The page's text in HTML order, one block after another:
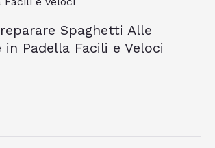
Spaghetti Alle
in Padella Facili e Veloci